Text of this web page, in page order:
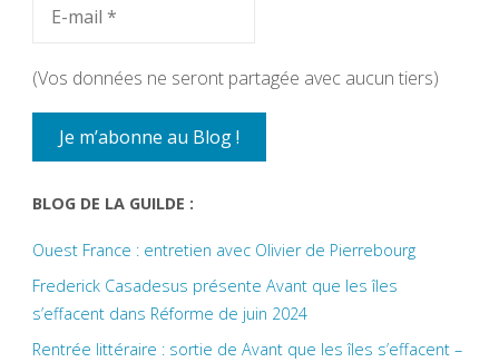
(Vos données ne seront partagée avec aucun tiers)
BLOG DE LA GUILDE :
Ouest France : entretien avec Olivier de Pierrebourg
Frederick Casadesus présente Avant que les îles
s’effacent dans Réforme de juin 2024
Rentrée littéraire : sortie de Avant que les îles s’effacent –